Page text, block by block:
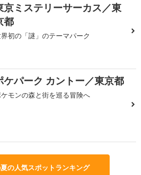
京ミステリーサーカス／東
都
初の「謎」のテーマパーク
ケパーク カントー／東京都
モンの森と街を巡る冒険へ
の人気スポットランキング